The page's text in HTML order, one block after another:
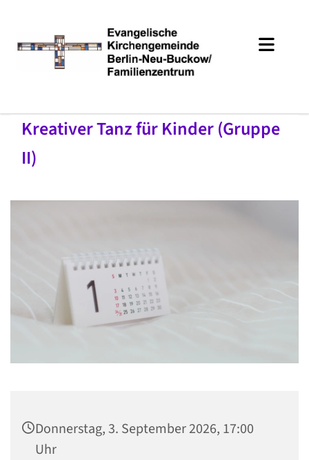
Kreativer Tanz für Kinder (Gruppe
II)
Donnerstag, 3. September 2026, 17:00
Uhr